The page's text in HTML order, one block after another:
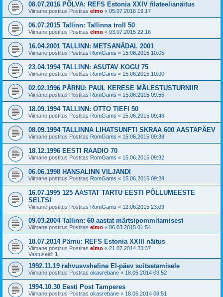
08.07.2016 PÕLVA: REFS Estonia XXIV filateelianäitus
Viimane postitus Postitas elmo « 05.07.2016 19:17
06.07.2015 Tallinn: Tallinna troll 50
Viimane postitus Postitas elmo « 03.07.2015 22:16
16.04.2001 TALLINN: METSANÄDAL 2001
Viimane postitus Postitas RomGams « 15.06.2015 10:05
23.04.1994 TALLINN: ASUTAV KOGU 75
Viimane postitus Postitas RomGams « 15.06.2015 10:00
02.02.1996 PÄRNU: PAUL KERESE MÄLESTUSTURNIIR
Viimane postitus Postitas RomGams « 15.06.2015 09:55
18.09.1994 TALLINN: OTTO TIEFI 50
Viimane postitus Postitas RomGams « 15.06.2015 09:46
08.09.1994 TALLINNA LIHATSUNFTI SKRAA 600 AASTAPÄEV
Viimane postitus Postitas RomGams « 15.06.2015 09:38
18.12.1996 EESTI RAADIO 70
Viimane postitus Postitas RomGams « 15.06.2015 09:32
06.06.1998 HANSALINN VILJANDI
Viimane postitus Postitas RomGams « 15.06.2015 09:28
16.07.1995 125 AASTAT TARTU EESTI PÕLLUMEESTE
SELTSI
Viimane postitus Postitas RomGams « 12.06.2015 23:03
09.03.2004 Tallinn: 60 aastat märtsipommitamisest
Viimane postitus Postitas elmo « 06.03.2015 01:54
18.07.2014 Pärnu: REFS Estonia XXIII näitus
Viimane postitus Postitas elmo « 21.07.2014 23:37
Vastuseid: 1
1992.11.19 rahvusvsheline EI-päev suitsetamisele
Viimane postitus Postitas okasrebane « 18.05.2014 09:52
1994.10.30 Eesti Post Tamperes
Viimane postitus Postitas okasrebane « 18.05.2014 08:51